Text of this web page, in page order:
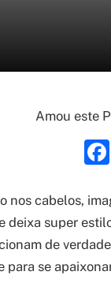
Amou este
nos cabelos,
super
de
se